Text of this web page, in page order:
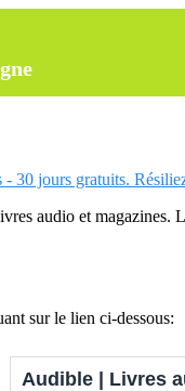
30 jours gratuits.
audio et magazines.
sur le lien ci-dessous:
Audible | Livres